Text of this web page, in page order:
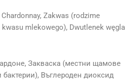
Zakwas (rodzime
mlekowego), Dwutlenek węgla
Закваска (местни щамове
Въглероден диоксид